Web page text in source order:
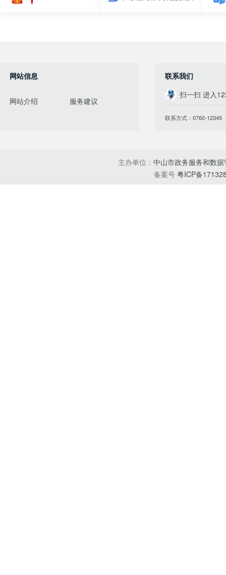
网站信息
网站介绍 服务建议
联系我们
扫一扫 进入
联系方式：0760-12345
主办单位： 中山市政务服务和数
备案号 粤ICP备